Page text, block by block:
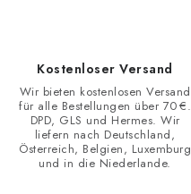
Kostenloser Versand
Wir bieten kostenlosen Versand
für alle Bestellungen über 70 €.
DPD, GLS und Hermes. Wir
liefern nach Deutschland,
Österreich, Belgien, Luxemburg
und in die Niederlande.